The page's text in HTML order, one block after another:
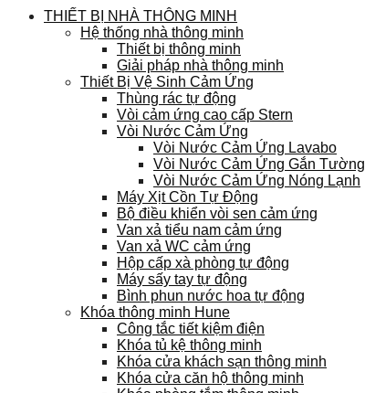
THIẾT BỊ NHÀ THÔNG MINH
Hệ thống nhà thông minh
Thiết bị thông minh
Giải pháp nhà thông minh
Thiết Bị Vệ Sinh Cảm Ứng
Thùng rác tự động
Vòi cảm ứng cao cấp Stern
Vòi Nước Cảm Ứng
Vòi Nước Cảm Ứng Lavabo
Vòi Nước Cảm Ứng Gắn Tường
Vòi Nước Cảm Ứng Nóng Lạnh
Máy Xịt Cồn Tự Động
Bộ điều khiển vòi sen cảm ứng
Van xả tiểu nam cảm ứng
Van xả WC cảm ứng
Hộp cấp xà phòng tự động
Máy sấy tay tự động
Bình phun nước hoa tự động
Khóa thông minh Hune
Công tắc tiết kiệm điện
Khóa tủ kệ thông minh
Khóa cửa khách sạn thông minh
Khóa cửa căn hộ thông minh